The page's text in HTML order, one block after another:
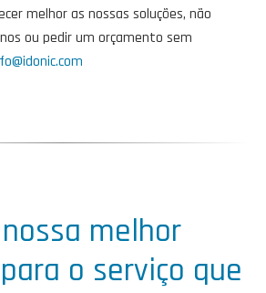
melhor as nossas soluções, não
ou pedir um orçamento sem
melhor
o serviço que